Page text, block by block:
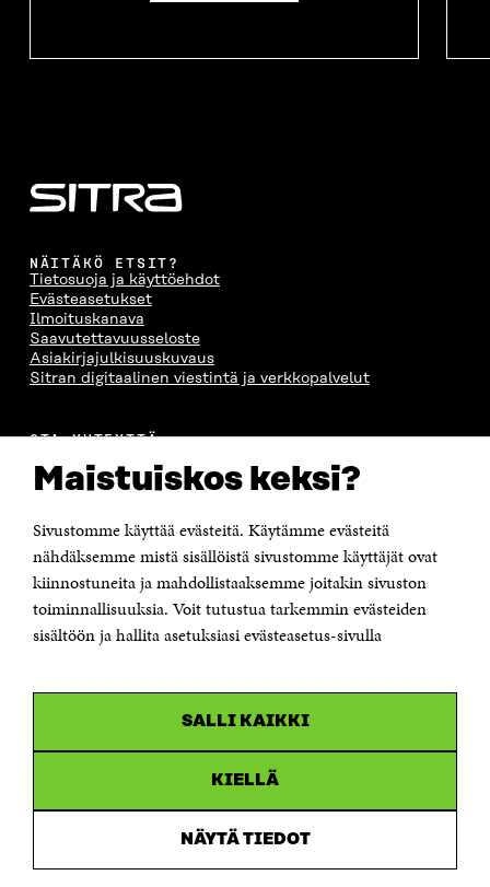
Maistuiskos keksi?
Sivustomme käyttää evästeitä. Käytämme evästeitä
nähdäksemme mistä sisällöistä sivustomme käyttäjät ovat
kiinnostuneita ja mahdollistaaksemme joitakin sivuston
toiminnallisuuksia. Voit tutustua tarkemmin evästeiden
sisältöön ja hallita asetuksiasi evästeasetus-sivulla
SALLI KAIKKI
KIELLÄ
NÄYTÄ TIEDOT
NÄITÄKÖ ETSIT?
Tietosuoja ja käyttöehdot
Evästeasetukset
Ilmoituskanava
Saavutettavuusseloste
Asiakirjajulkisuuskuvaus
Sitran digitaalinen viestintä ja verkkopalvelut
OTA YHTEYTTÄ
Itämerenkatu 11-13, PL 160,
00181 Helsinki
Puhelin +358 294 618 991
Sähköpostiosoite
Saapumisohjeet
Y-tunnus 0202132-3
uudessa
ikkunassaInstagram